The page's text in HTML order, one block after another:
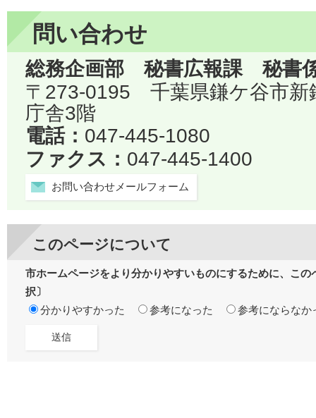
問い合わせ
総務企画部 秘書広報課 秘書
〒273-0195 千葉県鎌ケ谷市
庁舎3階
電話： 047-445-1080
ファクス： 047-445-1400
お問い合わせメールフォーム
このページについて
市ホームページをより分かりやすいものにするために、こ
択〕
分かりやすかった
参考になった 参考にならなか